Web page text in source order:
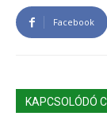
Facebook
KAPCSOLÓDÓ